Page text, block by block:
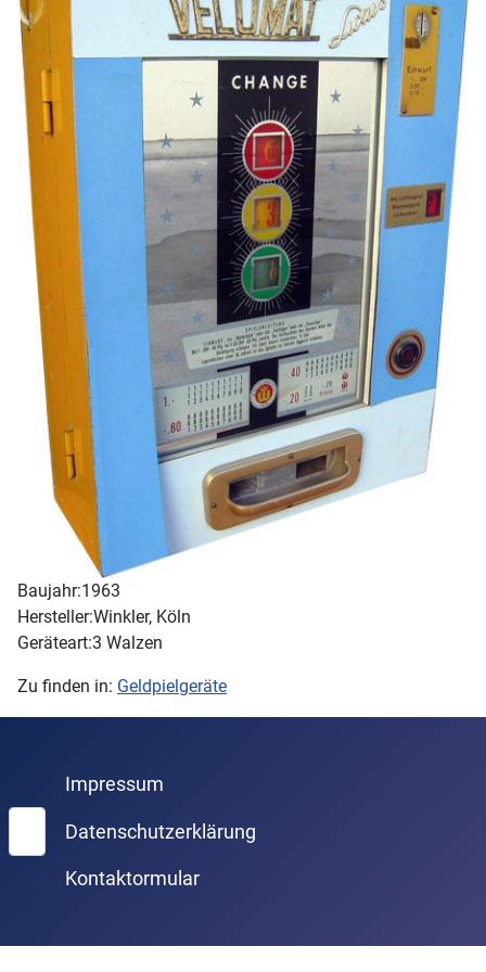
Baujahr:1963
Hersteller:Winkler, Köln
Geräteart:3 Walzen
Zu finden in: Geldpielgeräte
Suchen
Impressum
Datenschutzerklärung
Kontaktormular